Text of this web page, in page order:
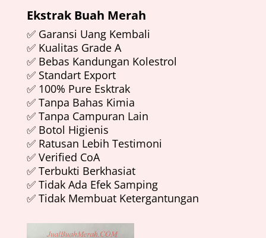
Ekstrak Buah Merah
✅ Garansi Uang Kembali
✅ Kualitas Grade A
✅ Bebas Kandungan Kolestrol
✅ Standart Export
✅ 100% Pure Esktrak
✅ Tanpa Bahas Kimia
✅ Tanpa Campuran Lain
✅ Botol Higienis
✅ Ratusan Lebih Testimoni
✅ Verified CoA
✅ Terbukti Berkhasiat
✅ Tidak Ada Efek Samping
✅ Tidak Membuat Ketergantungan